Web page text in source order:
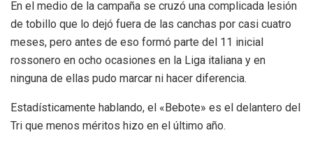
En el medio de la campaña se cruzó una complicada lesión
de tobillo que lo dejó fuera de las canchas por casi cuatro
meses, pero antes de eso formó parte del 11 inicial
rossonero en ocho ocasiones en la Liga italiana y en
ninguna de ellas pudo marcar ni hacer diferencia.
Estadísticamente hablando, el «Bebote» es el delantero del
Tri que menos méritos hizo en el último año.